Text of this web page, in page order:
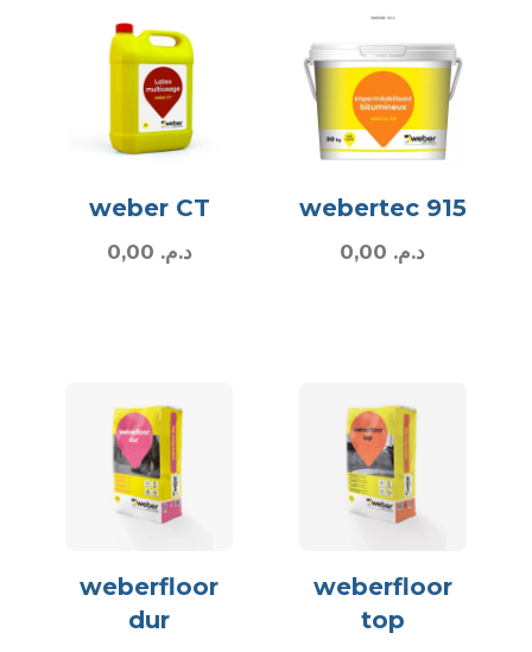
weber CT
د.م.
webertec 915
د.م.
weberfloor
dur
weberfloor
top